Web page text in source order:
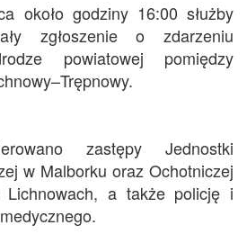
około godziny 16:00 służby
zgłoszenie o zdarzeniu
powiatowej pomiędzy
zastępy Jednostki
w Malborku oraz Ochotniczej
a także policję i